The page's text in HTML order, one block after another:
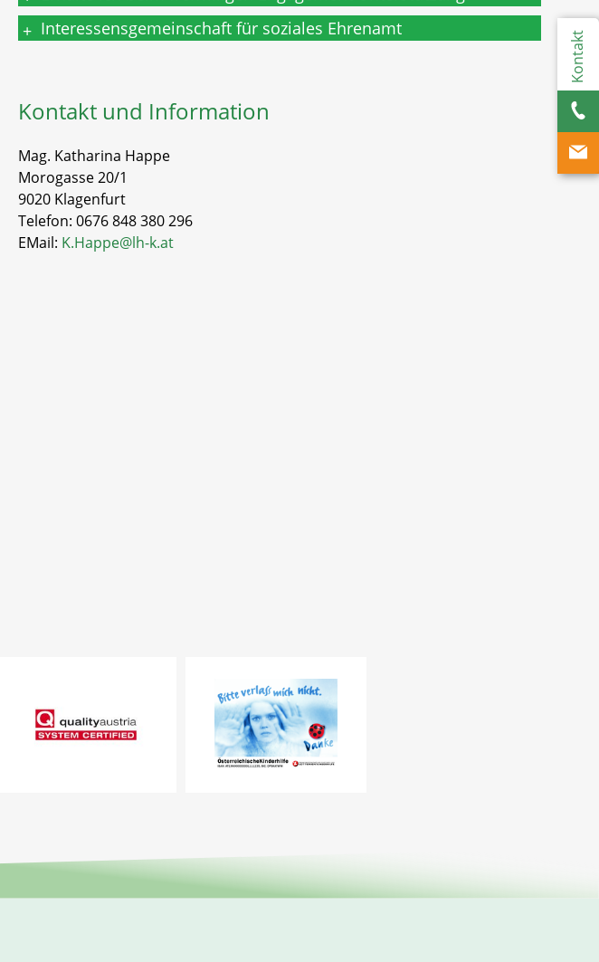
Kontakt
+ Interessensgemeinschaft für soziales Ehrenamt
Kontakt und Information
Mag. Katharina Happe
Morogasse 20/1
9020 Klagenfurt
Telefon: 0676 848 380 296
EMail: K.Happe@lh-k.at